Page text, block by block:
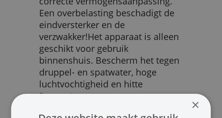
Een overbelasting beschadigt de
eindversterker en de
verzwakker!Het apparaat is alleen
geschikt voor gebruik
binnenshuis. Bescherm het tegen
druppel- en spatwater, hoge
luchtvochtigheid en hitte
(toegestane
×